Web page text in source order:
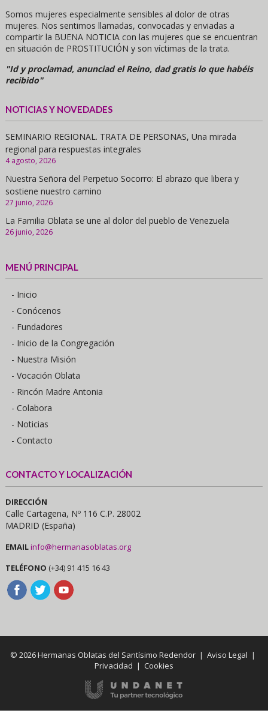
Somos mujeres especialmente sensibles al dolor de otras
mujeres. Nos sentimos llamadas, convocadas y enviadas a
compartir la BUENA NOTICIA con las mujeres que se encuentran
en situación de PROSTITUCIÓN y son víctimas de la trata.
"Id y proclamad, anunciad el Reino, dad gratis lo que habéis
recibido"
NOTICIAS Y NOVEDADES
SEMINARIO REGIONAL. TRATA DE PERSONAS, Una mirada
regional para respuestas integrales
4 agosto, 2026
Nuestra Señora del Perpetuo Socorro: El abrazo que libera y
sostiene nuestro camino
27 junio, 2026
La Familia Oblata se une al dolor del pueblo de Venezuela
26 junio, 2026
MENÚ PRINCIPAL
- Inicio
- Conócenos
- Fundadores
- Inicio de la Congregación
- Nuestra Misión
- Vocación Oblata
- Rincón Madre Antonia
- Colabora
- Noticias
- Contacto
CONTACTO Y LOCALIZACIÓN
DIRECCIÓN
Calle Cartagena, Nº 116 C.P. 28002
MADRID (España)
EMAILinfo@hermanasoblatas.org
TELÉFONO (+34) 91 415 16 43
© 2026 Hermanas Oblatas del Santísimo Redendor |Aviso Legal |
Privacidad | Cookies